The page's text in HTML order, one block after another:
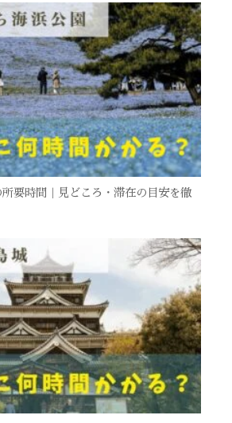
要時間｜見どころ・滞在の目安を徹